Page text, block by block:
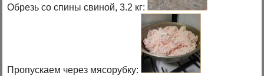
Обрезь со спины свиной, 3.2 кг:
Пропускаем через мясорубку: